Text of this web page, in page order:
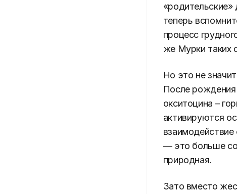
«родительские»
теперь
процесс
же Мурки таких
Но это не
После рождения
окситоцина –
активируются
— это больше
природная.
Зато вместо